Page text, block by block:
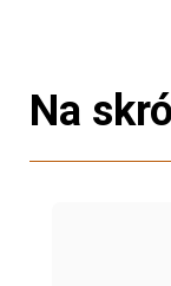
Na